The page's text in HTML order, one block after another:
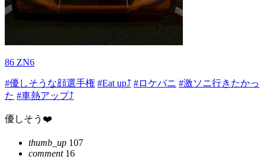
86 ZN6
#優しそうな顔選手権 #Eat up⤴️ #ロケバニ #激ソニ行きたかっ
た #車熱アップ⤴️
優しそう❤️
thumb_up 107
comment16